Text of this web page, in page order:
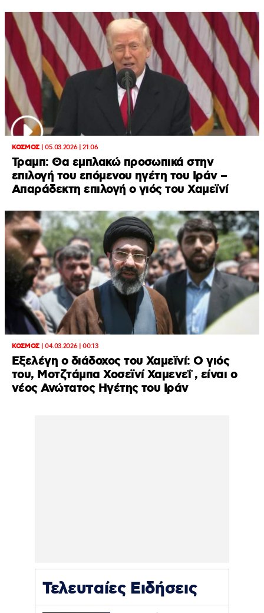
ΚΟΣΜΟΣ| 05.03.2026 | 21:06
Τραμπ: Θα εμπλακώ προσωπικά στην
επιλογή του επόμενου ηγέτη του Ιράν –
Απαράδεκτη επιλογή ο γιός του Χαμεϊνί
ΚΟΣΜΟΣ| 04.03.2026 | 00:13
Εξελέγη ο διάδοχος του Χαμεϊνί: Ο γιός
του, Μοτζτάμπα Χοσεϊνί Χαμενεΐ , είναι ο
νέος Ανώτατος Ηγέτης του Ιράν
Τελευταίες Ειδήσεις